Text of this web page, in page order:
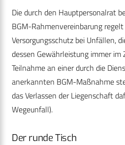
Die durch den Hauptpersonalrat
BGM-Rahmenvereinbarung
Versorgungsschutz bei Unfällen,
dessen Gewährleistung immer
Teilnahme an einer durch die
anerkannten BGM-Maßnahme
das Verlassen der Liegenschaft
Wegeunfall).
Der runde Tisch